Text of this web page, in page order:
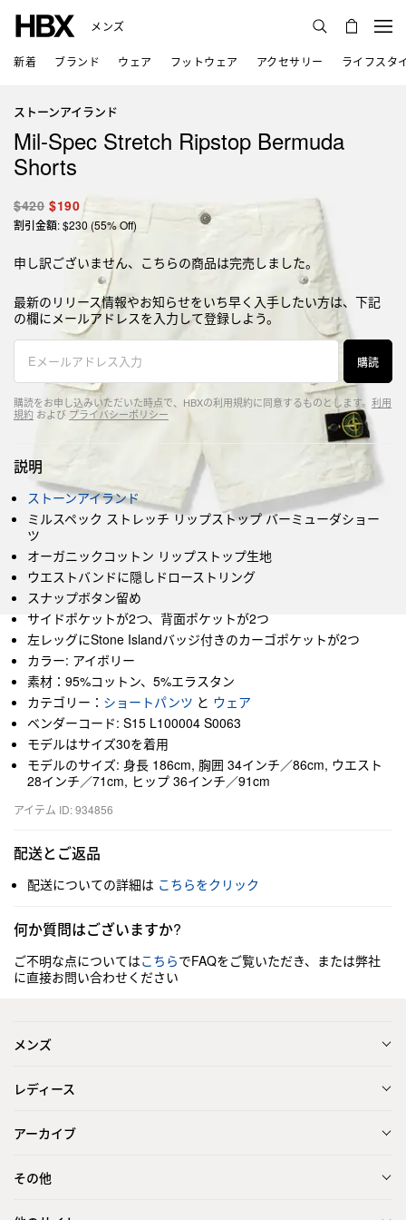
メンズ
新着 ブランド ウェア フットウェア アクセサリー ライフスタ
ストーンアイランド
Mil-Spec Stretch Ripstop Bermuda
Shorts
$420 $190
割引金額: $230 (55% Off)
申し訳ございません、こちらの商品は完売しました。
最新のリリース情報やお知らせをいち早く入手したい方は、下記
の欄にメールアドレスを入力して登録しよう。
購読
購読をお申し込みいただいた時点で、HBXの利用規約に同意するものとします。 利用
規約 および プライバシーポリシー
説明
ストーンアイランド
ミルスペック ストレッチ リップストップ バーミューダショー
ツ
オーガニックコットン リップストップ生地
ウエストバンドに隠しドローストリング
スナップボタン留め
サイドポケットが2つ、背面ポケットが2つ
左レッグにStone Islandバッジ付きのカーゴポケットが2つ
カラー: アイボリー
素材：95%コットン、5%エラスタン
カテゴリー： ショートパンツ と ウェア
ベンダーコード: S15 L100004 S0063
モデルはサイズ30を着用
モデルのサイズ: 身長 186cm, 胸囲 34インチ／86cm, ウエスト
28インチ／71cm, ヒップ 36インチ／91cm
アイテム ID: 934856
配送とご返品
配送についての詳細は こちらをクリック
何か質問はございますか?
ご不明な点についてはこちらでFAQをご覧いただき、または弊社
に直接お問い合わせください
メンズ
レディース
アーカイブ
その他